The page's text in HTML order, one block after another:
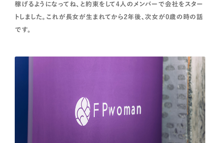
稼げるようになってね、と約束をして4人のメンバーで会社をスター
トしました。これが長女が生まれてから2年後、次女が0歳の時の話
です。